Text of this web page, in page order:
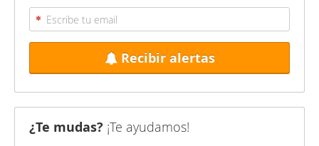
Recibir alertas
¿Te mudas? ¡Te ayudamos!